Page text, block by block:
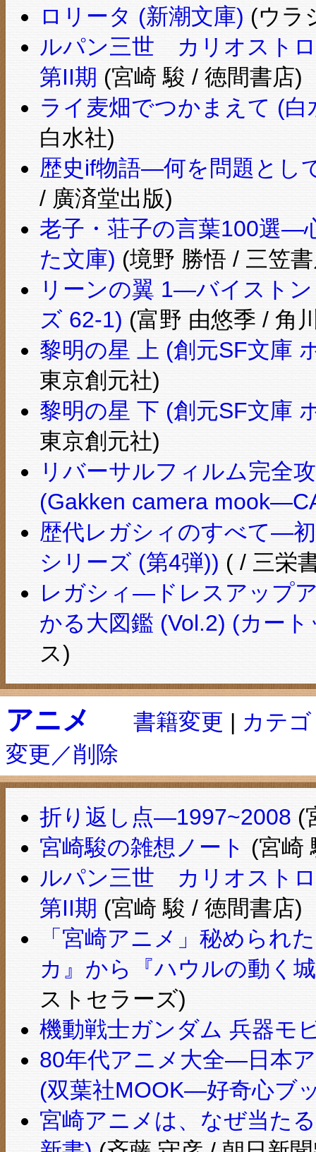
ロリータ (新潮文庫) (ウラ
ルパン三世 カリオスト
第II期 (宮崎 駿 / 徳間書店)
ライ麦畑でつかまえて (白
白水社)
歴史if物語―何を問題とし
/ 廣済堂出版)
老子・荘子の言葉100選―
た文庫) (境野 勝悟 / 三笠
リーンの翼 1―バイスト
ズ 62-1) (富野 由悠季 / 角
黎明の星 上 (創元SF文庫
東京創元社)
黎明の星 下 (創元SF文庫
東京創元社)
リバーサルフィルム完全
(Gakken camera
歴代レガシィのすべて―
シリーズ (第4弾)) ( / 三栄
レガシィ―ドレスアップ
かる大図鑑 (Vol.2) (カー
ス)
アニメ 書籍変更 | カテ
変更／削除
折り返し点―1997~2008 (
宮崎駿の雑想ノート (宮崎
ルパン三世 カリオスト
第II期 (宮崎 駿 / 徳間書店)
「宮崎アニメ」秘められ
カ』から『ハウルの動く
ストセラーズ)
機動戦士ガンダム 兵器モ
80年代アニメ大全―日本
(双葉社MOOK―好奇心ブ
宮崎アニメは、なぜ当た